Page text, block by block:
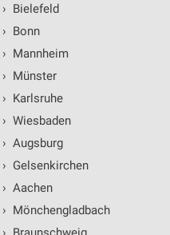
› Bielefeld
› Bonn
› Mannheim
› Münster
› Karlsruhe
› Wiesbaden
› Augsburg
› Gelsenkirchen
› Aachen
› Mönchengladbach